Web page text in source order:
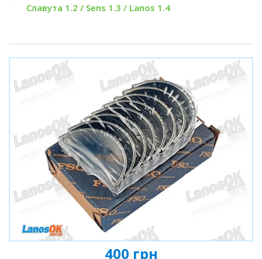
Славута 1.2 / Sens 1.3 / Lanos 1.4
400 грн